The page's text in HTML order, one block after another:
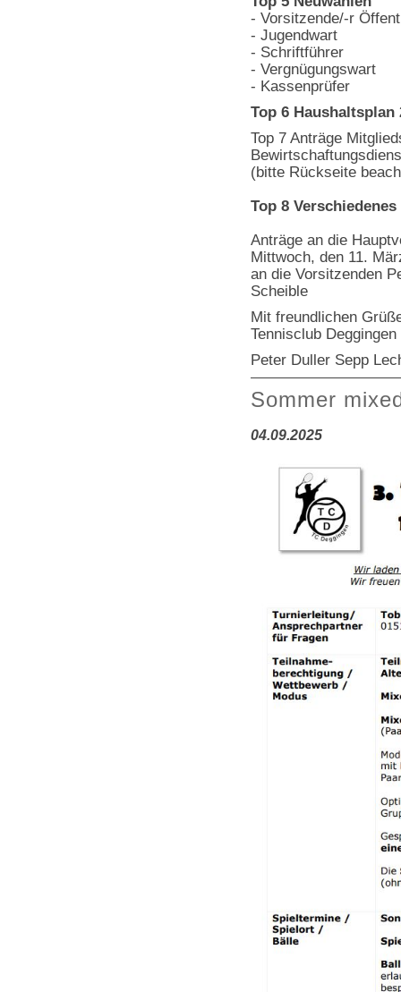
- Vorsitzende/-r
- Jugendwart
- Schriftführer
- Vergnügungswart
- Kassenprüfer
Top 6 Haushaltsplan
Top 7 Anträge
(bitte Rückseite
Top 8 Verschiedenes
Anträge an die
Mittwoch, den 11.
an die Vorsitzenden
Scheible
Mit freundlichen
Tennisclub Deggingen
Peter Duller Sepp
Sommer
04.09.2025